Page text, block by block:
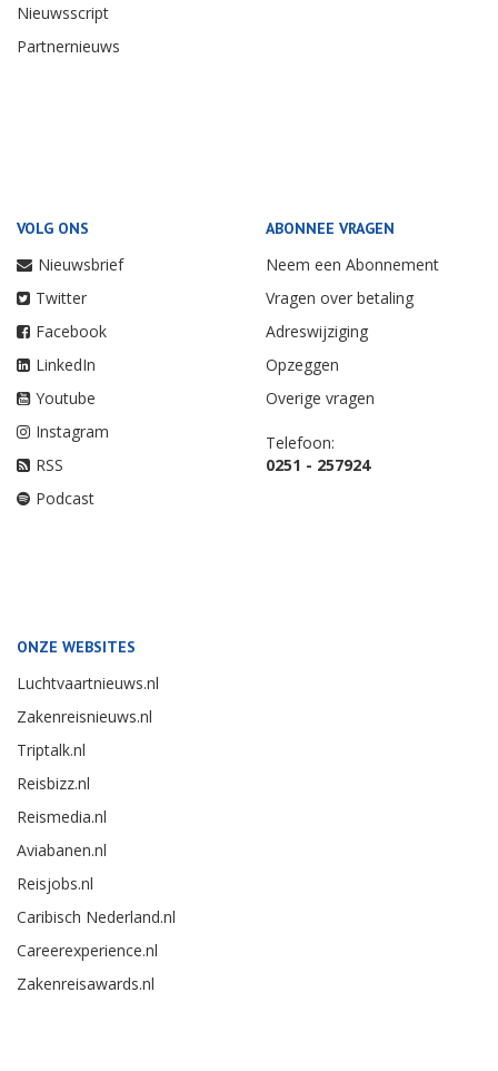
Nieuwsscript
Partnernieuws
VOLG ONS
Nieuwsbrief
Twitter
Facebook
LinkedIn
Youtube
Instagram
RSS
Podcast
ABONNEE VRAGEN
Neem een Abonnement
Vragen over betaling
Adreswijziging
Opzeggen
Overige vragen
Telefoon:
0251 - 257924
ONZE WEBSITES
Luchtvaartnieuws.nl
Zakenreisnieuws.nl
Triptalk.nl
Reisbizz.nl
Reismedia.nl
Aviabanen.nl
Reisjobs.nl
Caribisch Nederland.nl
Careerexperience.nl
Zakenreisawards.nl